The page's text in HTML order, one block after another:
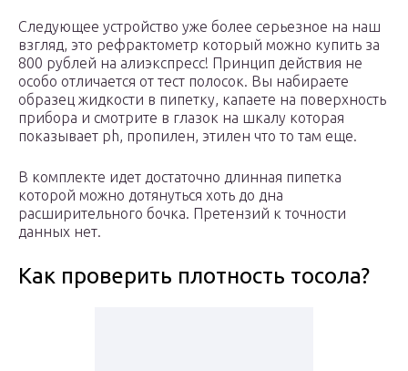
Следующее устройство уже более серьезное на наш
взгляд, это рефрактометр который можно купить за
800 рублей на алиэкспресс! Принцип действия не
особо отличается от тест полосок. Вы набираете
образец жидкости в пипетку, капаете на поверхность
прибора и смотрите в глазок на шкалу которая
показывает ph, пропилен, этилен что то там еще.
В комплекте идет достаточно длинная пипетка
которой можно дотянуться хоть до дна
расширительного бочка. Претензий к точности
данных нет.
Как проверить плотность тосола?